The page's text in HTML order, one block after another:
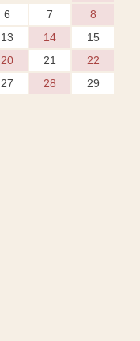
6 7
8
13 14
15
20 21
22
27 28
29